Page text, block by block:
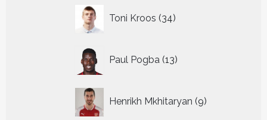
Toni Kroos 34
producten
Paul Pogba 13
producten
Henrikh Mkhitaryan 9
producten